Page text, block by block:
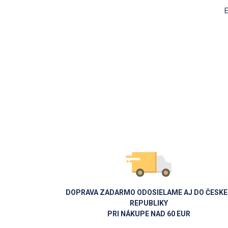
DOPRAVA ZADARMO ODOSIELAME AJ DO
REPUBLIKY
PRI NÁKUPE NAD 60 EUR